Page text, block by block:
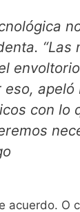
“Las
eso,
con lo
acuerdo. O